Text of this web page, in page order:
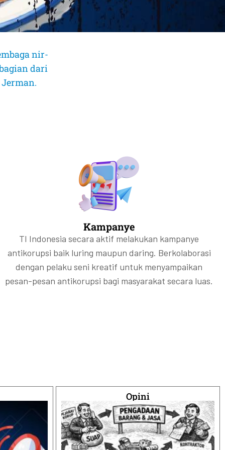
nir-
dari
Kampanye
TI Indonesia secara aktif melakukan kampanye
antikorupsi baik luring maupun daring. Berkolaborasi
dengan pelaku seni kreatif untuk menyampaikan
pesan-pesan antikorupsi bagi masyarakat secara luas.
Opini